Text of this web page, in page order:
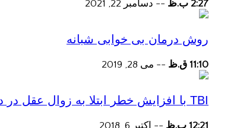
2:27 ب.ظ -- دسامبر 22, 2021
روش درمان بی خوابی شبانه
11:10 ق.ظ -- می 28, 2019
TBI با افزایش خطر ابتلا به زوال عقل در دهه های پس از آسیب همراه است
12:21 ب.ظ -- اکتبر 6, 2018